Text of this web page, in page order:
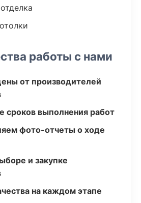
работы с нами
от производителей
сроков выполнения работ
фото-отчеты о ходе
и закупке
на каждом этапе